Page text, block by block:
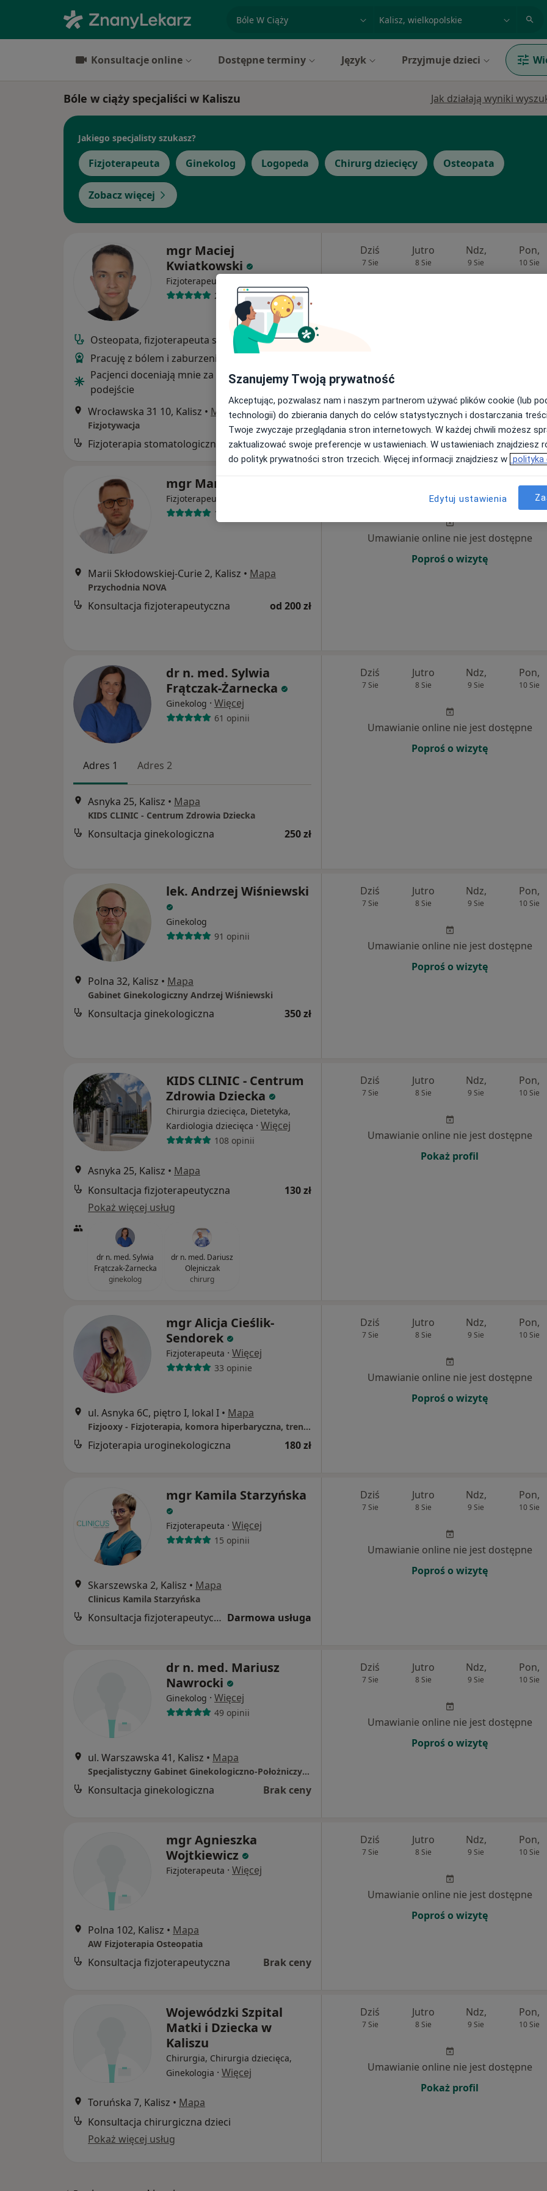
specjalizacja, badanie lub nazwisko
Konsultacje online Dostępne terminy Język Przyjmuje dzieci
Bóle w ciąży specjaliści w Kaliszu Jak działają wyniki
Jakiego specjalisty szukasz?
Fizjoterapeuta Ginekolog Logopeda Chirurg dziecięcy Osteopata
Zobacz więcej
mgr Maciej
Kwiatkowski
Fizjoterapeuta, Osteopata
28 opinii
Osteopata, fizjoterapeuta stomatologiczny
Pracuję z bólem i zaburzeniem funkcji
Pacjenci doceniają mnie za indywidualne
podejście
Wrocławska 31 10, Kalisz • Mapa
Fizjotywacja
Fizjoterapia stomatologiczna 250 zł
Dziś
7 Sie
Jutro
8 Sie
Ndz,
9 Sie
Pon,
10 Sie
mgr Marek Krupiński
Fizjoterapeuta, Osteopata
185 opinii
Marii Skłodowskiej-Curie 2, Kalisz • Mapa
Przychodnia NOVA
Konsultacja fizjoterapeutyczna od 200 zł
8 Sie 9 Sie
Pon,
10 Sie
Umawianie online nie jest dostępne
Poproś o wizytę
dr n. med. Sylwia
Frątczak-Żarnecka
Ginekolog · Więcej
61 opinii
Adres 1 Adres 2
Asnyka 25, Kalisz • Mapa
KIDS CLINIC - Centrum Zdrowia Dziecka
Konsultacja ginekologiczna 250 zł
Dziś
7 Sie
Jutro
8 Sie
Ndz,
9 Sie
Pon,
10 Sie
Umawianie online nie jest dostępne
Poproś o wizytę
lek. Andrzej Wiśniewski
Ginekolog
91 opinii
Polna 32, Kalisz • Mapa
Gabinet Ginekologiczny Andrzej Wiśniewski
Konsultacja ginekologiczna 350 zł
Dziś
7 Sie
Jutro
8 Sie
Ndz,
9 Sie
Pon,
10 Sie
Umawianie online nie jest dostępne
Poproś o wizytę
KIDS CLINIC - Centrum
Zdrowia Dziecka
Chirurgia dziecięca, Dietetyka,
Kardiologia dziecięca · Więcej
108 opinii
Asnyka 25, Kalisz • Mapa
Konsultacja fizjoterapeutyczna
130 zł
Pokaż więcej usług
dr n. med. Sylwia
Frątczak-Żarnecka
ginekolog
dr n. med. Dariusz
Olejniczak
chirurg
Dziś
7 Sie
Jutro
8 Sie
Ndz,
9 Sie
Pon,
10 Sie
Umawianie online nie jest dostępne
Pokaż profil
mgr Alicja Cieślik-
Sendorek
Fizjoterapeuta · Więcej
33 opinie
ul. Asnyka 6C, piętro I, lokal I • Mapa
Fizjooxy - Fizjoterapia, komora hiperbaryczna, trening EMS
Fizjoterapia uroginekologiczna 180 zł
Dziś
7 Sie
Jutro
8 Sie
Ndz,
9 Sie
Pon,
10 Sie
Umawianie online nie jest dostępne
Poproś o wizytę
mgr Kamila Starzyńska
Fizjoterapeuta · Więcej
15 opinii
Skarszewska 2, Kalisz • Mapa
Clinicus Kamila Starzyńska
Konsultacja fizjoterapeutyczna Darmowa usługa
Dziś
7 Sie
Jutro
8 Sie
Ndz,
9 Sie
Pon,
10 Sie
Umawianie online nie jest dostępne
Poproś o wizytę
dr n. med. Mariusz
Nawrocki
Ginekolog · Więcej
49 opinii
ul. Warszawska 41, Kalisz • Mapa
Specjalistyczny Gabinet Ginekologiczno-Położniczy ENMED
Konsultacja ginekologiczna Brak ceny
Dziś
7 Sie
Jutro
8 Sie
Ndz,
9 Sie
Pon,
10 Sie
Umawianie online nie jest dostępne
Poproś o wizytę
mgr Agnieszka
Wojtkiewicz
Fizjoterapeuta · Więcej
Polna 102, Kalisz • Mapa
AW Fizjoterapia Osteopatia
Konsultacja fizjoterapeutyczna Brak ceny
Dziś
7 Sie
Jutro
8 Sie
Ndz,
9 Sie
Pon,
10 Sie
Umawianie online nie jest dostępne
Poproś o wizytę
Wojewódzki Szpital
Matki i Dziecka w
Kaliszu
Chirurgia, Chirurgia dziecięca,
Ginekologia · Więcej
Toruńska 7, Kalisz • Mapa
Konsultacja chirurgiczna dzieci
Pokaż więcej usług
Dziś
7 Sie
Jutro
8 Sie
Ndz,
9 Sie
Pon,
10 Sie
Umawianie online nie jest dostępne
Pokaż profil
Szanujemy Twoją prywatność
Akceptując, pozwalasz nam i naszym partnerom używać plików cookie (lub
technologii) do zbierania danych do celów statystycznych i dostarczania
Twoje zwyczaje przeglądania stron internetowych. W każdej chwili możesz
zaktualizować swoje preferencje w ustawieniach. W ustawieniach znajdziesz
do polityk prywatności stron trzecich. Więcej informacji znajdziesz w polityka
Edytuj ustawienia